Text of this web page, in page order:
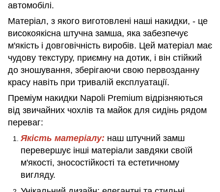
автомобілі.
Матеріал, з якого виготовлені наші накидки, - це
високоякісна штучна замша, яка забезпечує
м'якість і довговічність виробів. Цей матеріал має
чудову текстуру, приємну на дотик, і він стійкий
до зношування, зберігаючи свою первозданну
красу навіть при тривалій експлуатації.
Преміум накидки Napoli Premium відрізняються
від звичайних чохлів та майок для сидінь рядом
переваг:
Якість матеріалу: наш штучний замш
перевершує інші матеріали завдяки своїй
м'якості, зносостійкості та естетичному
вигляду.